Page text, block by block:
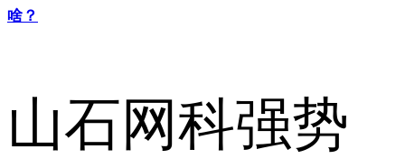
啥？
山石网科强势